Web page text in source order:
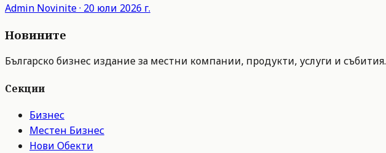
Admin Novinite· 20 юли 2026 г.
Новините
Българско бизнес издание за местни компании, продукти, услуги и събития.
Секции
Бизнес
Местен Бизнес
Нови Обекти